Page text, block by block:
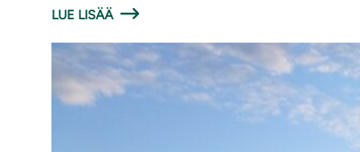
LUE LISÄÄ